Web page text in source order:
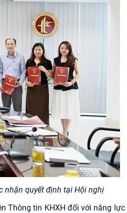
nhận quyết định tại Hội nghị
Thông tin KHXH đối với năng lực